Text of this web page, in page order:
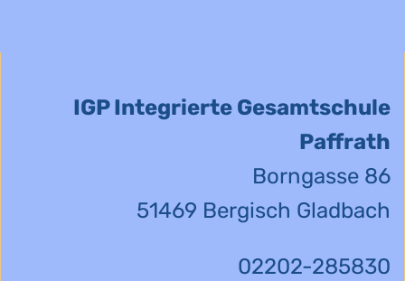
IGP Integrierte Gesamtschule
Paffrath
Borngasse 86
51469 Bergisch Gladbach
02202-285830